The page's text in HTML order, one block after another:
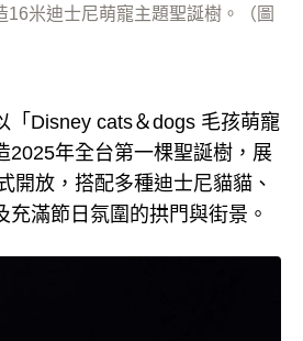
16米迪士尼萌寵主題聖誕樹。（圖
「Disney cats＆dogs 毛孩萌寵
2025年全台第一棵聖誕樹，展
開放，搭配多種迪士尼貓貓、
充滿節日氛圍的拱門與街景。